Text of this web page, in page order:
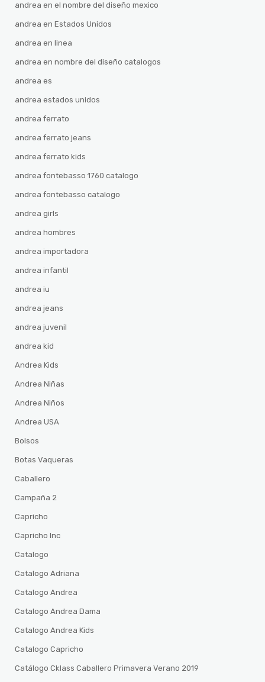
andrea en el nombre del diseño mexico
andrea en Estados Unidos
andrea en linea
andrea en nombre del diseño catalogos
andrea es
andrea estados unidos
andrea ferrato
andrea ferrato jeans
andrea ferrato kids
andrea fontebasso 1760 catalogo
andrea fontebasso catalogo
andrea girls
andrea hombres
andrea importadora
andrea infantil
andrea iu
andrea jeans
andrea juvenil
andrea kid
Andrea Kids
Andrea Niñas
Andrea Niños
Andrea USA
Bolsos
Botas Vaqueras
Caballero
Campaña 2
Capricho
Capricho Inc
Catalogo
Catalogo Adriana
Catalogo Andrea
Catalogo Andrea Dama
Catalogo Andrea Kids
Catalogo Capricho
Catálogo Cklass Caballero Primavera Verano 2019